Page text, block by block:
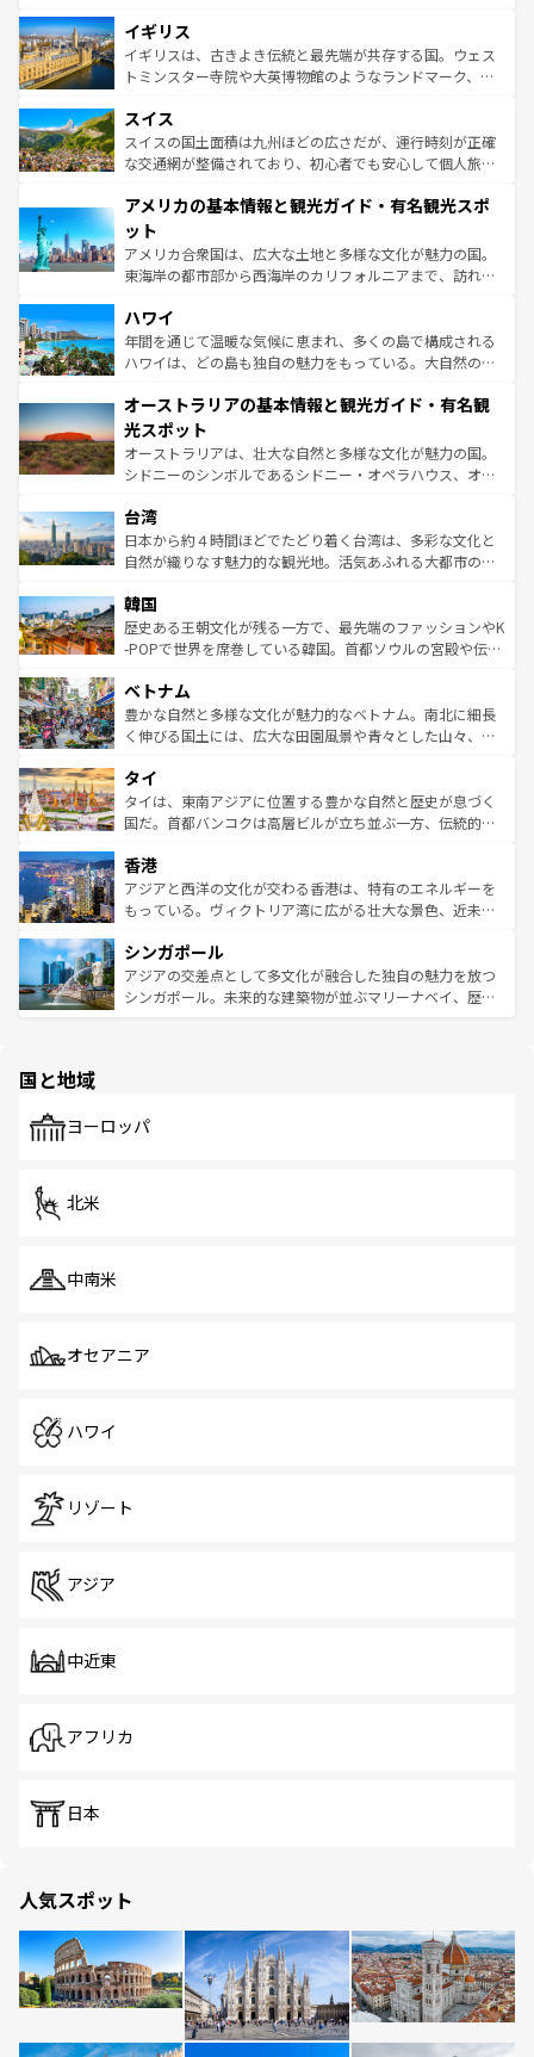
香り高いラベンダー畑など、多彩な楽しみ方が可能だ。さ
らに、パリ以外の地域にも魅力が溢れており、どの街角に
も豊かな歴史と文化が息づいている。パリ以外の個性あふ
を参照してほしい。
顔を持つこの国は、どこを歩いても飽きることがない。ベ
ルリンの文化的活気、バイエルン州のアルプスの絶景、そ
してライン川沿いのワイン畑といった風景は必見。ビール
は、お酒好きな人にはぜひ体験してほしい。 なお、新着の
ドイツ情報はコンテンツ一覧を参照してほしい。
イギリス
イギリスは、古きよき伝統と最先端が共存する国。ウェス
トミンスター寺院や大英博物館のようなランドマーク、歴
リアごとに異なる魅力がある。また、優雅なアフタヌーン
ティー、ビール好きにはたまらない英国パブ、サッカー観
戦など、本場だからこそできる体験も豊富。イギリスを旅
ンツ一覧を参照してほしい。
スイス
スイスの国土面積は九州ほどの広さだが、運行時刻が正確
な交通網が整備されており、初心者でも安心して個人旅行
の建物がそのまま残る町や、スイスならではのユニークな
博物館もあり、アルプス観光だけでなく町歩きも満喫する
ことができる。国民の所得が高いため物価も高いが、旅行
者向けの交通パス提供のサービスもあり、うまく活用すれ
着のスイス情報は
アメリカの基本情報と観光ガイド・有名観光スポ
ット
アメリカ合衆国は、広大な土地と多様な文化が魅力の国。
東海岸の都市部から西海岸のカリフォルニアまで、訪れる
のような巨大都市は、観光、ショッピング、エンターテイ
ンメントが詰まった刺激的なスポットだ。一方、アメリカ
西部には大自然が広がり、グランドキャニオンやイエロー
部のニューオーリンズでは、音楽と美食が融合した独特の
文化が魅力。旅行者はアメリカの各地域で異なる魅力を楽
しみながら、その多様性と豊かな歴史を感じることができ
るだろう。車でのロードトリップや列車の旅も、アメリカ
情報は
ハワイ
年間を通じて温暖な気候に恵まれ、多くの島で構成される
ハワイは、どの島も独自の魅力をもっている。大自然の神
ワイ島は見逃せない。また、定番の観光地といえばオアフ
島だが、静かな自然を求めるならマウイ島やカウアイ島が
おすすめ。エメラルドグリーンに輝く海をはじめ、豊かな
文化や歴史が息づいている。「アロハスピリット」と呼ば
人々、おいしいローカルフードやハワイアンミュージッ
ク、伝統的なフラダンスなど、すべてがハワイの魅力を彩
っている。訪れるたびに新しい発見と感動が待っているハ
はコンテンツ一覧
オーストラリアの基本情報と観光ガイド・有名観
光スポット
オーストラリアは、壮大な自然と多様な文化が魅力の国。
シドニーのシンボルであるシドニー・オペラハウス、オー
リアリーフや大陸中央部にそびえるウルル（エアーズロッ
ク）、タスマニアの美しい原生林やケアンズの熱帯雨林な
ど、見どころがたくさん。また、カフェやワイン、オージ
いる。アクティビティも充実しており、サーフィンやダイ
ビング、ハイキングなど、アウトドア好きにはたまらな
い。オーストラリアの多彩な魅力を存分に味わいつくそ
参照してほしい。
台湾
日本から約４時間ほどでたどり着く台湾は、多彩な文化と
自然が織りなす魅力的な観光地。活気あふれる大都市の台
ン）、静ひつな山岳地帯である台湾東部など、都市の喧騒
と山間の静けさが共存しており、訪れる人に新しい発見と
驚きをもたらしてくれる。また、奥深い台湾の食文化も魅
容にもいいと評判のスイーツなど、バラエティ豊かな料理
が味わえる。 なお、新着の台湾情報は コンテンツ一覧を参
照してほしい。
韓国
歴史ある王朝文化が残る一方で、最先端のファッションやK
-POPで世界を席巻している韓国。首都ソウルの宮殿や伝統
き、地方に足を延ばせば四季折々の自然美を楽しむことが
できる。そして、キムチや焼肉、絶品のストリートフード
まで、さまざまな韓国料理が待っている。夜には、韓国な
リティに包まれながら、韓国の多彩な魅力を心ゆくまで味
わってみてほしい。 なお、新着の韓国情報はコンテンツ一
覧を参照してほしい。
ベトナム
豊かな自然と多様な文化が魅力的なベトナム。南北に細長
く伸びる国土には、広大な田園風景や青々とした山々、世
急速な発展と共に伝統が息づく。ハノイの古い町並みやホ
ーチミン市のフランス統治時代の建物も、独特の雰囲気を
醸し出している。また、バラエティの豊かさとおいしさで
とつ。フォーやバインミー、ベトナムコーヒーなどは、ぜ
ひ現地で味わいたい。どの地域を訪れてもあたたかい人々
が旅行者を迎えてくれるので、きっと忘れられない旅にな
参照してほしい。
タイ
タイは、東南アジアに位置する豊かな自然と歴史が息づく
国だ。首都バンコクは高層ビルが立ち並ぶ一方、伝統的な
の活気が交差している。北部ではチェンマイなどの山岳地
帯で自然と触れ合い、南部ではプーケットやクラビの美し
いビーチでリゾート気分を楽しむことができる。タイ料理
激する。気候は一年中温暖で、どの季節にも異なる楽しみ
が待っている。親しみやすいタイの人々、仏教を中心とし
た文化、そして多様な観光資源が、訪れる旅人を魅了し続
香港
アジアと西洋の文化が交わる香港は、特有のエネルギーを
もっている。ヴィクトリア湾に広がる壮大な景色、近未来
み、どこを訪れても感動するはず。観光スポットが密集し
ており、効率よく見どころを回れるのも魅力。息をのむよ
うな絶景から文化的な体験まで、香港を存分に楽しみ尽く
シンガポール
アジアの交差点として多文化が融合した独自の魅力を放つ
シンガポール。未来的な建築物が並ぶマリーナベイ、歴史
で、ホーカーズは地元の風情を楽しめる外せないスポット
国と地域
ヨーロッパ
北米
中南米
オセアニア
ハワイ
リゾート
アジア
中近東
アフリカ
日本
人気スポット